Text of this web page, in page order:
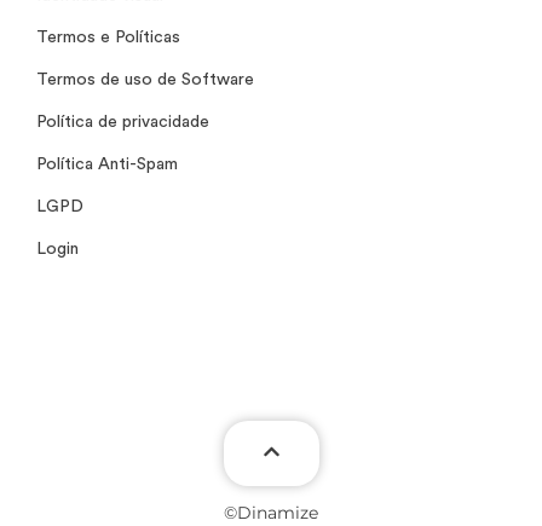
Termos e Políticas
Termos de uso de Software
Política de privacidade
Política Anti-Spam
LGPD
Login
©Dinamize